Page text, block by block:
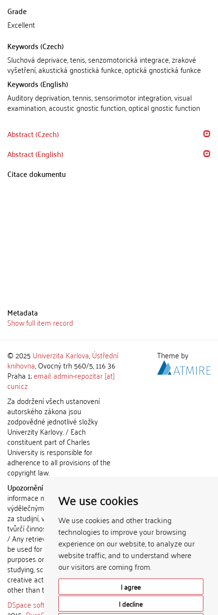
We use cookies
We use cookies and other tracking
technologies to improve your browsing
experience on our website, to analyze our
website traffic, and to understand where
our visitors are coming from.
I agree
I decline
Grade
Excellent
Keywords (Czech)
Sluchová deprivace, tenis, senzomotorická integrace, zrakové
vyšetření, akustická gnostická funkce, optická gnostická funkce
Keywords (English)
Auditory deprivation, tennis, sensorimotor integration, visual
examination, acoustic gnostic function, optical gnostic function
Abstract (Czech)
Abstract (English)
Citace dokumentu
Metadata
Show full item record
© 2025 Univerzita Karlova,Ústřední
knihovna, Ovocný trh 560/5, 116 36
Praha 1;email: admin-repozitar [at]
cuni.cz
Za dodržení všech ustanovení
autorského zákona jsou
zodpovědné jednotlivé složky
Univerzity Karlovy. / Each
constituent part of Charles
University is responsible for
adherence to all provisions of the
copyright law.
Upozornění / Notice:
informace nemohou být použity k
výdělečným účelům nebo vydávány
za studijní, vědeckou nebo jinou
tvůrčí činnost jiné osoby než autora.
/ Any retrieved information shall not
be used for any commercial
purposes or claimed as results of
studying, scientific or any other
creative activities of any person
other than the author.
DSpace software
Theme by